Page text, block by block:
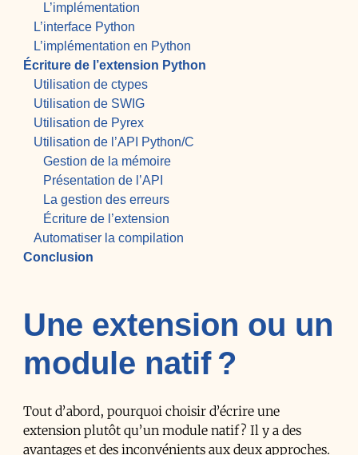
L’implémentation
L’interface Python
L’implémentation en Python
Écriture de l’extension Python
Utilisation de ctypes
Utilisation de SWIG
Utilisation de Pyrex
Utilisation de l’API Python/C
Gestion de la mémoire
Présentation de l’API
La gestion des erreurs
Écriture de l’extension
Automatiser la compilation
Conclusion
Une extension ou un
module natif ?
Tout d’abord, pourquoi choisir d’écrire une
extension plutôt qu’un module natif ? Il y a des
avantages et des inconvénients aux deux approches.